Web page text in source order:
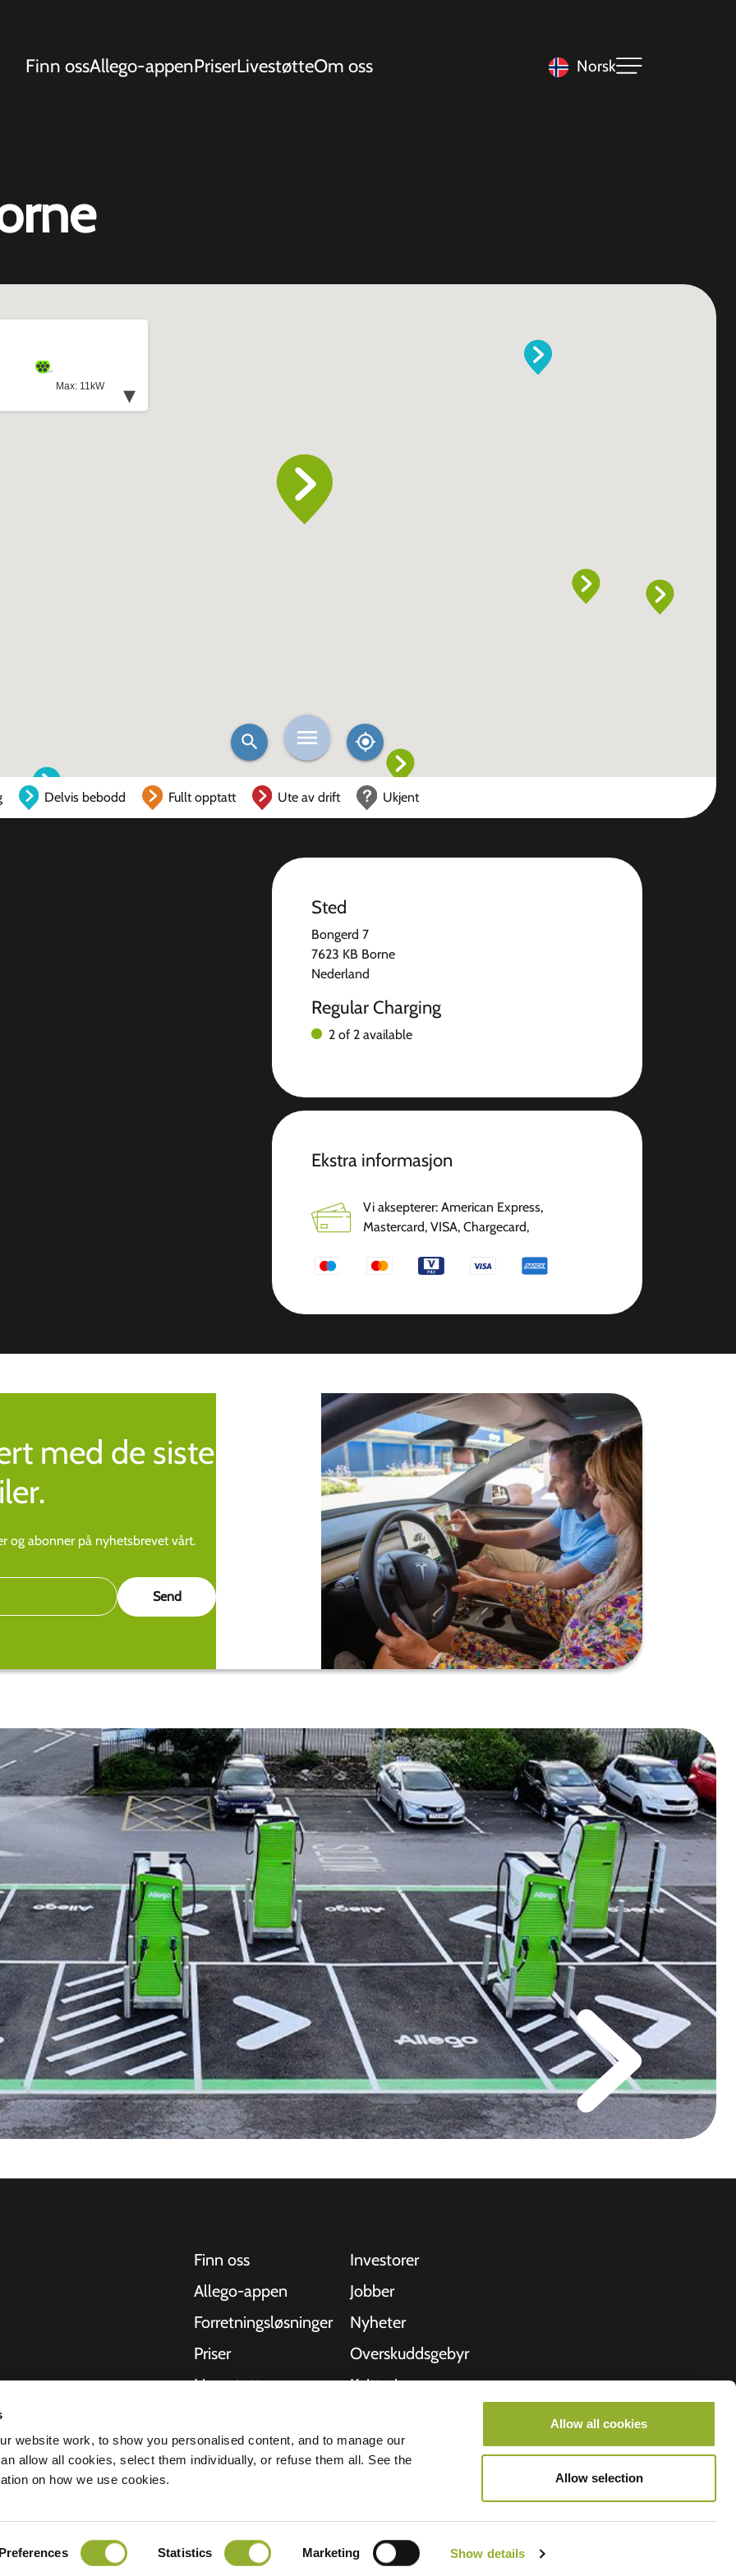
website work, to show you personalised content, and to manage our
allow all cookies, select them individually, or refuse them all. See the
on how we use cookies.
Preferences Statistics Marketing Show details
Allow all cookies
Allow selection
Finn ossAllego-appenPriserLivestøtteOm oss Norsk
Delvis bebodd Fullt opptatt Ute av drift Ukjent
Sted
Bongerd 7
7623 KB Borne
Nederland
Regular Charging
2 of 2 available
Ekstra informasjon
Vi aksepterer: American Express,
Mastercard, VISA, Chargecard,
med de siste
og abonner på nyhetsbrevet vårt.
busser og
å levere den
til
Finn oss
Allego-appen
Forretningsløsninger
Priser
Live-støtte
-leverandører
Investorer
Jobber
Nyheter
Overskuddsgebyr
Kvittering
Stroometiket
Alle rettigheter forbeholdt © 2026 - Allego BV
Ansvarsfraskrivelse